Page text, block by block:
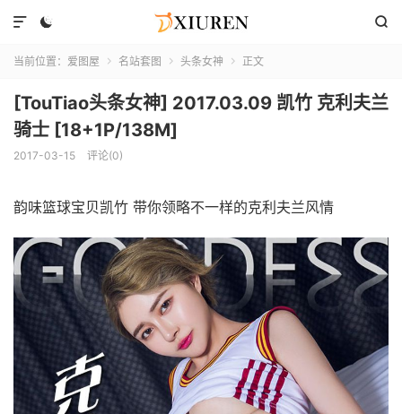
 

当前位置： 爱图屋  名站套图  头条女神  正文
[TouTiao头条女神] 2017.03.09 凯竹 克利夫兰
骑士 [18+1P/138M]
2017-03-15 评论(0)
韵味篮球宝贝凯竹 带你领略不一样的克利夫兰风情